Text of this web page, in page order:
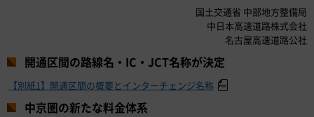
国土交通省 中部地方整備局
中日本高速道路株式会社
名古屋高速道路公社
開通区間の路線名・IC・JCT名称が決定
【別紙1】開通区間の概要とインターチェンジ名称
中京圏の新たな料金体系